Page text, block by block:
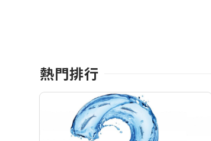
熱門排行